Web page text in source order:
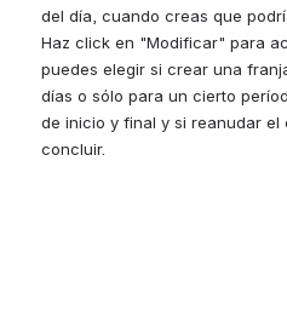
del día, cuando creas que
Haz click en "Modificar" para
puedes elegir si crear una
días o sólo para un cierto
de inicio y final y si reanudar el
concluir.